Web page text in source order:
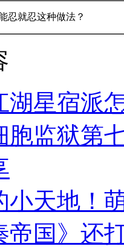
忍就忍这种做法？
湖星宿派
胞监狱第
小天地！
帝国》还